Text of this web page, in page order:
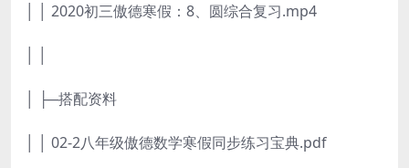
│ │ 2020初三傲德寒假：8、圆综合复习.mp4
│ ├─搭配资料
│ │ 02-2八年级傲德数学寒假同步练习宝典.pdf